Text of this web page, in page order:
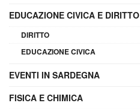
EDUCAZIONE CIVICA E DIRITTO
DIRITTO
EDUCAZIONE CIVICA
EVENTI IN SARDEGNA
FISICA E CHIMICA